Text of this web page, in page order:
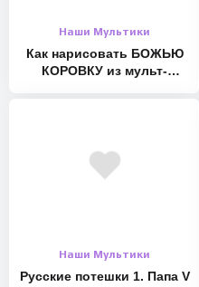
Наши Мультики
Как нарисовать БОЖЬЮ
КОРОВКУ из мульт-
Наши Мультики
Русские потешки 1. Папа V